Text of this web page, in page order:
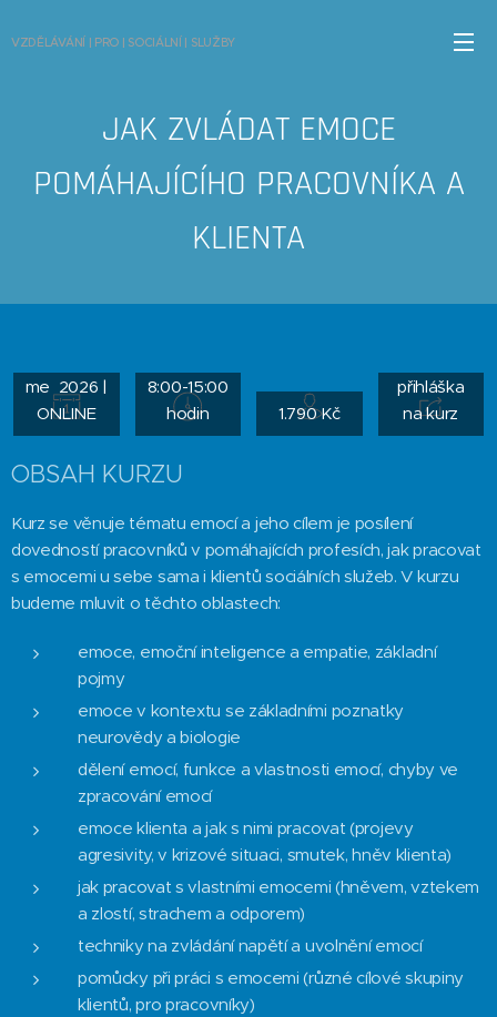
VZDĚLÁVÁNÍ | PRO | SOCIÁLNÍ | SLUŽBY
JAK ZVLÁDAT EMOCE
POMÁHAJÍCÍHO PRACOVNÍKA A
KLIENTA
me 2026 |
ONLINE
8:00-15:00
hodin
1.790 Kč
přihláška
na kurz
OBSAH KURZU
Kurz se věnuje tématu emocí a jeho cílem je posílení
dovedností pracovníků v pomáhajících profesích, jak pracovat
s emocemi u sebe sama i klientů sociálních služeb. V kurzu
budeme mluvit o těchto oblastech:
emoce, emoční inteligence a empatie, základní
pojmy
emoce v kontextu se základními poznatky
neurovědy a biologie
dělení emocí, funkce a vlastnosti emocí, chyby ve
zpracování emocí
emoce klienta a jak s nimi pracovat (projevy
agresivity, v krizové situaci, smutek, hněv klienta)
jak pracovat s vlastními emocemi (hněvem, vztekem
a zlostí, strachem a odporem)
techniky na zvládání napětí a uvolnění emocí
pomůcky při práci s emocemi (různé cílové skupiny
klientů, pro pracovníky)